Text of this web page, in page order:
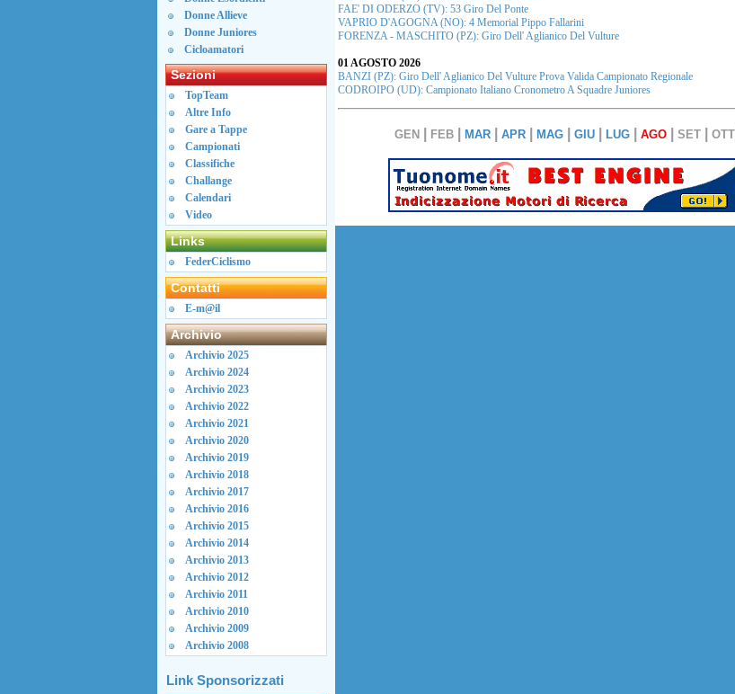
Donne Allieve
Donne Juniores
Cicloamatori
Sezioni
TopTeam
Altre Info
Gare a Tappe
Campionati
Classifiche
Challange
Calendari
Video
Links
FederCiclismo
Contatti
E-m@il
Archivio
Archivio 2025
Archivio 2024
Archivio 2023
Archivio 2022
Archivio 2021
Archivio 2020
Archivio 2019
Archivio 2018
Archivio 2017
Archivio 2016
Archivio 2015
Archivio 2014
Archivio 2013
Archivio 2012
Archivio 2011
Archivio 2010
Archivio 2009
Archivio 2008
Link Sponsorizzati
FAE' DI ODERZO (TV): 53 Giro Del Ponte
VAPRIO D'AGOGNA (NO): 4 Memorial Pippo Fallarini
FORENZA - MASCHITO (PZ): Giro Dell' Aglianico Del Vulture
01 AGOSTO 2026
BANZI (PZ): Giro Dell' Aglianico Del Vulture Prova Valida Campionato Regionale
CODROIPO (UD): Campionato Italiano Cronometro A Squadre Juniores
GEN FEB MAR APR MAG GIU LUG AGO SET OTT